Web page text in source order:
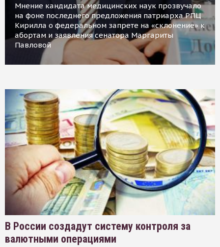
Мнение кандидата медицинских наук прозвучало
на фоне последнего предложения патриарха РПЦ
Кирилла о федеральном запрете на «склонение» к
абортам и заявления сенатора Маргариты
Павловой
В России создадут систему контроля за
валютными операциями